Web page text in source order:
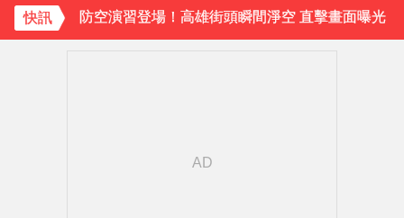
快訊 防空演習登場！高雄街頭瞬間淨空 直擊畫面曝光